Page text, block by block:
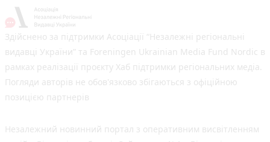
Здійснено за підтримки Асоціації “Незалежні регіональні
видавці України” та Foreningen Ukrainian Media Fund Nordic в
рамках реалізації проєкту Хаб підтримки регіональних медіа.
Погляди авторів не обов'язково збігаються з офіційною
позицією партнерів
Незалежний новинний портал з оперативним висвітленням